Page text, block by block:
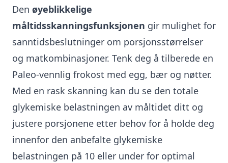
Den øyeblikkelige
måltidsskanningsfunksjonen gir mulighet for
sanntidsbeslutninger om porsjonsstørrelser
og matkombinasjoner. Tenk deg å tilberede en
Paleo-vennlig frokost med egg, bær og nøtter.
Med en rask skanning kan du se den totale
glykemiske belastningen av måltidet ditt og
justere porsjonene etter behov for å holde deg
innenfor den anbefalte glykemiske
belastningen på 10 eller under for optimal